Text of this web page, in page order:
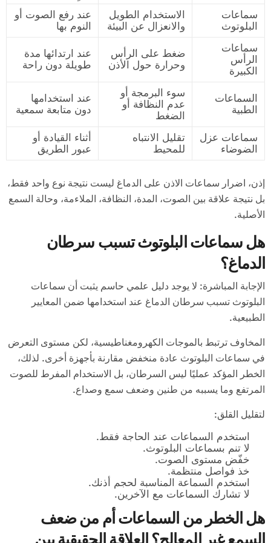
سماعات
البلوتوث
الاستخدام الطويل
والانعزال عن البيئة
عند رفع الصوت أو
النوم بها
سماعات
الرأس
الكبيرة
ضغط على الرأس
وحرارة حول الأذن
عند ارتدائها مدة
طويلة دون راحة
السماعات
الطبية
سوء البرمجة أو
عدم النظافة أو
الضغط
عند استخدامها
دون متابعة سمعية
سماعات عزل
الضوضاء
تقليل الانتباه
للمحيط
أثناء القيادة أو
عبور الطريق
إذن، اضرار سماعات الاذن على الدماغ ليست نتيجة نوع واحد فقط،
بل نتيجة علاقة بين الصوت، المدة، النظافة، الملاءمة، وحالة السمع
الأصلية.
هل سماعات البلوتوث تسبب سرطان
الدماغ؟
الإجابة المباشرة: لا يوجد دليل علمي حاسم يثبت أن سماعات
البلوتوث تسبب سرطان الدماغ عند استخدامها ضمن المعايير
الطبيعية.
المخاوف ترتبط بالموجات الكهرومغناطيسية، لكن مستوى التعرض
في سماعات البلوتوث عادة منخفض مقارنة بأجهزة أخرى. لذلك،
الخطر المؤكد عمليًا ليس السرطان، بل الاستخدام المفرط للصوت
المرتفع وما يسببه من طنين وضعف سمع وصداع.
لتقليل القلق:
استخدم السماعات عند الحاجة فقط.
لا تنم بسماعات البلوتوث.
خفّض مستوى الصوت.
خذ فواصل منتظمة.
استخدم السماعة المناسبة لحجم أذنك.
لا تشارك السماعات مع الآخرين.
هل الخطر من السماعات أم من ضعف